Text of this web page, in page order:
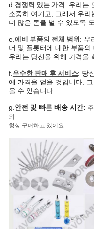
d. 경쟁력 있는 가격 : 우리는
소중히 여기고, 그래서 우
더 많은 돈을 벌 수 있도록
e. 예비 부품의 전체 범위 : 우
더 및 플롯터에 대한 부품의
우리는 당신을 위해 가격을
f. 우수한 판매 후 서비스: 당
에 가격을 얻을 것입니다,
을 수 있습니다.
g. 안전 및 빠른 배송 시간:
의
항상 구매하고 있어요.